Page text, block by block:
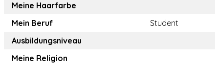
Meine Haarfarbe
Mein Beruf
Student
Ausbildungsniveau
Meine Religion